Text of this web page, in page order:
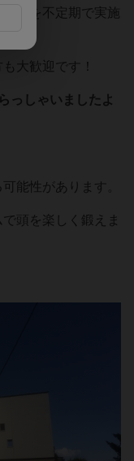
ブを不定期で実施
大歓迎です！
っしゃいましたよ
能性があります。
頭を楽しく鍛えま